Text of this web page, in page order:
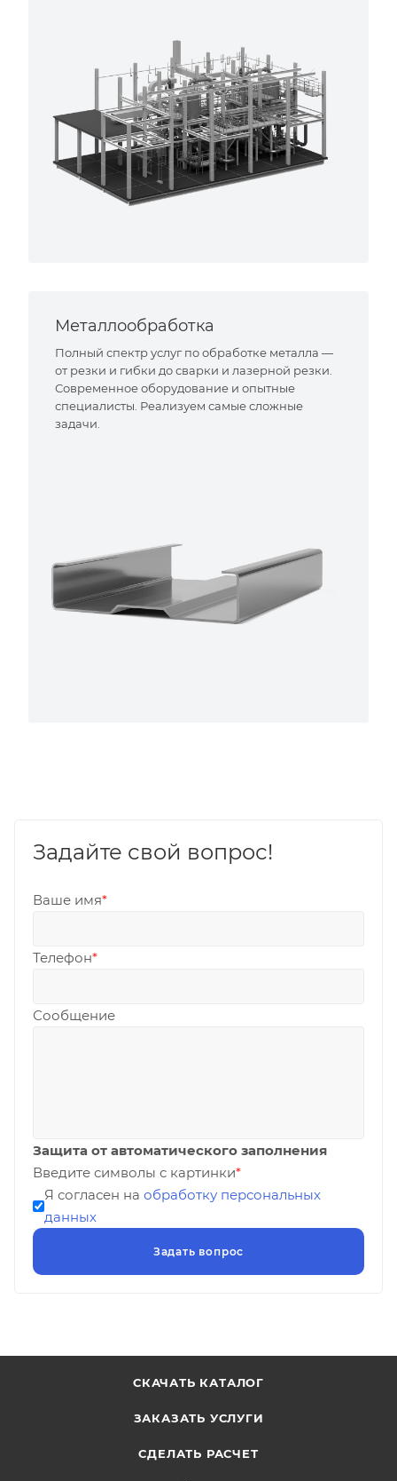
Металлообработка
Полный спектр услуг по обработке металла —
от резки и гибки до сварки и лазерной резки.
Современное оборудование и опытные
специалисты. Реализуем самые сложные
задачи.
Задайте свой вопрос!
Ваше имя*
Телефон*
Сообщение
Защита от автоматического заполнения
Введите символы с картинки*
Я согласен на обработку персональных
данных
СКАЧАТЬ КАТАЛОГ
ЗАКАЗАТЬ УСЛУГИ
СДЕЛАТЬ РАСЧЕТ